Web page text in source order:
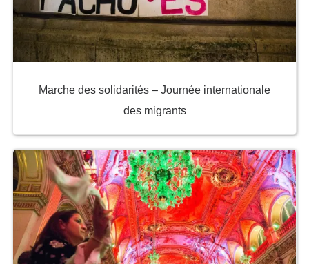
Marche des solidarités – Journée internationale
des migrants